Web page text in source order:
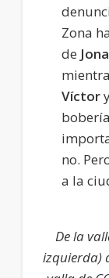
Zona
de
Víctor
no.
a la
De la
izquierda)